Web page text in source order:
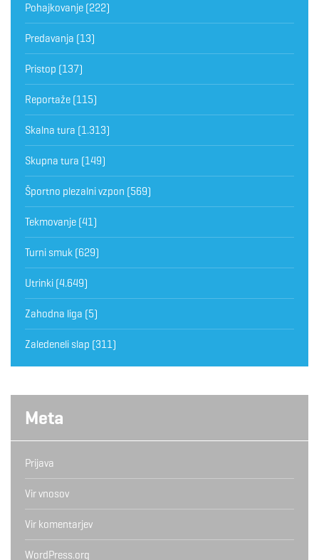
Pohajkovanje (222)
Predavanja (13)
Pristop (137)
Reportaže (115)
Skalna tura (1.313)
Skupna tura (149)
Športno plezalni vzpon (569)
Tekmovanje (41)
Turni smuk (629)
Utrinki (4.649)
Zahodna liga (5)
Zaledeneli slap (311)
Meta
Prijava
Vir vnosov
Vir komentarjev
WordPress.org